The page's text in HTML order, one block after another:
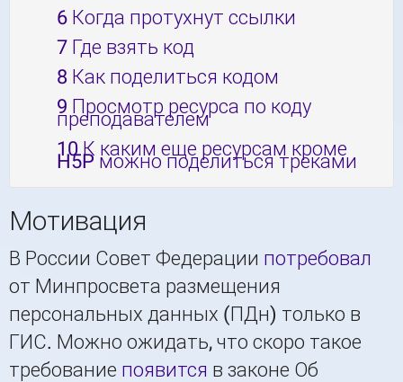
6 Когда протухнут ссылки
7 Где взять код
8 Как поделиться кодом
9 Просмотр ресурса по коду
преподавателем
10 К каким еще ресурсам кроме
H5P можно поделиться треками
Мотивация
В России Совет Федерации потребовал
от Минпросвета размещения
персональных данных (ПДн) только в
ГИС. Можно ожидать, что скоро такое
требование появится в законе Об